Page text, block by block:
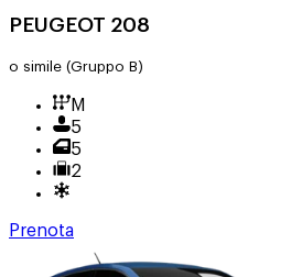
PEUGEOT 208
o simile (Gruppo B)
M
5
5
2
Prenota